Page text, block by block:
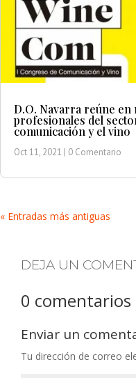
D.O. Navarra reúne en
profesionales del
comunicación y el vino
Oct 11, 2021 | 0 Comentario
« Entradas más antiguas
DEJA UN
0 comentarios
Enviar un
Tu dirección de correo